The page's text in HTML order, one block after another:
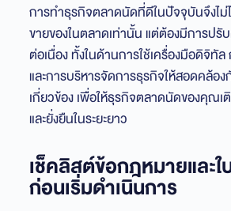
การทำธุรกิจตลาดนัดที่ดีในปัจจุบันจึงไ
ขายของในตลาดเท่านั้น แต่ต้องมีการป
ต่อเนื่อง ทั้งในด้านการใช้เครื่องมือดิจิทั
และการบริหารจัดการธุรกิจให้สอดคล้อ
เกี่ยวข้อง เพื่อให้ธุรกิจตลาดนัดของคุณเ
และยั่งยืนในระยะยาว
เช็คลิสต์ข้อกฎหมายและ
ก่อนเริ่มดำเนินการ